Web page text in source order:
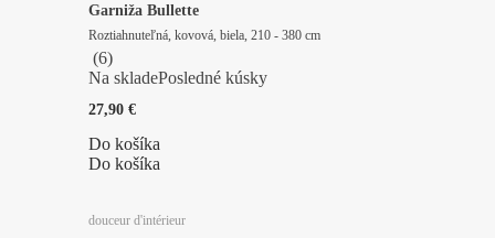
Garniža Bullette
Roztiahnuteľná, kovová, biela, 210 - 380 cm
(6)
Na skladePosledné kúsky
27,90 €
Do košíka
Do košíka
douceur d'intérieur